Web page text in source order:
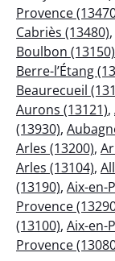
Provence
Cabriès (13480),
Boulbon (13150)
Berre-l’Étang
Beaurecueil
Aurons (13121),
(13930),
Arles (13200),
Arles (13104),
(13190), Aix-en-
Provence
(13100), Aix-en-
Provence